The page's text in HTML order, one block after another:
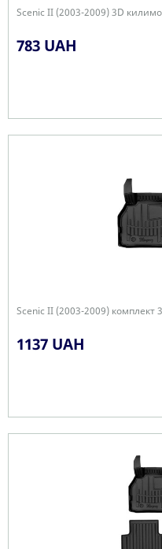
Scenic II (2003-2009) 3D
783 UAH
Scenic II (2003-2009) комплект
1137 UAH